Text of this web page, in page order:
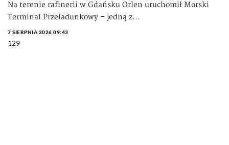
Na terenie rafinerii w Gdańsku Orlen uruchomił Morski
Terminal Przeładunkowy – jedną z...
7 SIERPNIA 2026 09:43
129